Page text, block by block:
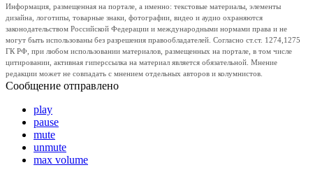
Информация, размещенная на портале, а именно: текстовые материалы, элементы
дизайна, логотипы, товарные знаки, фотографии, видео и аудио охраняются
законодательством Российской Федерации и международными нормами права и не
могут быть использованы без разрешения правообладателей. Согласно ст.ст. 1274,1275
ГК РФ, при любом использовании материалов, размещенных на портале, в том числе
цитировании, активная гиперссылка на материал является обязательной. Мнение
редакции может не совпадать с мнением отдельных авторов и колумнистов.
Сообщение отправлено
play
pause
mute
unmute
max volume